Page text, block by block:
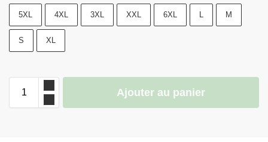
5XL 4XL 3XL XXL 6XL M
S XL
Ajouter au panier